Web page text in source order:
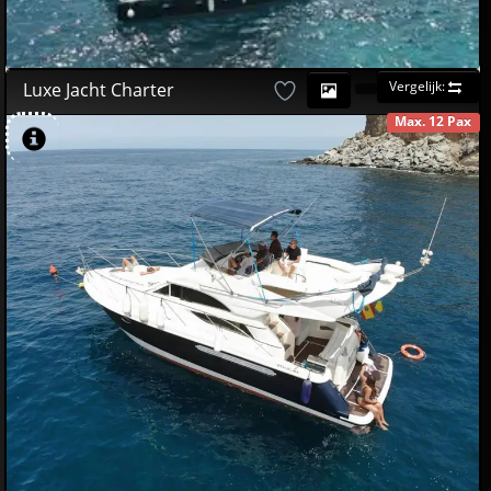
Vergelijk:
Luxe Jacht Charter
Max. 12 Pax
€58000
BESCHIKBAAR